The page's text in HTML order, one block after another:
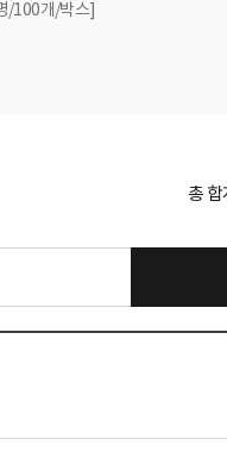
/100개/박스]
총 합